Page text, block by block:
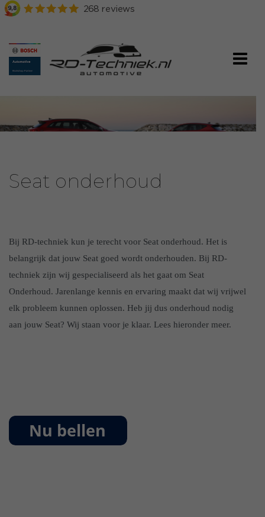
Seat onderhoud
Bij RD-techniek kun je terecht voor Seat onderhoud. Het is
belangrijk dat jouw Seat goed wordt onderhouden. Bij RD-
techniek zijn wij gespecialiseerd als het gaat om Seat
Onderhoud. Jarenlange kennis en ervaring maakt dat wij vrijwel
elk probleem kunnen oplossen. Heb jij dus onderhoud nodig
aan jouw Seat? Wij staan voor je klaar. Lees hieronder meer.